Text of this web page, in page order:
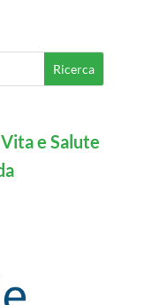
e Salute